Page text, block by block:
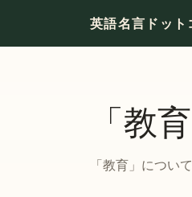
英語名言ドット
「教
「教育」につい